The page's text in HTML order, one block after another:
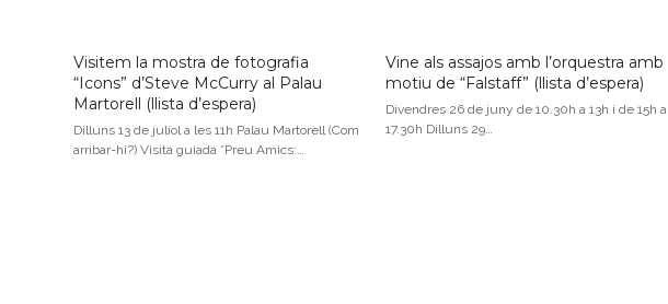
Visitem la mostra de fotografia
“Icons” d’Steve McCurry al Palau
Martorell (llista d’espera)
Dilluns 13 de juliol a les 11h Palau Martorell (Com
arribar-hi?) Visita guiada *Preu Amics:…
Vine als assajos amb l’orquestra amb
motiu de “Falstaff” (llista d’espera)
Divendres 26 de juny de 10.30h a 13h i de 15h a
17.30h Dilluns 29…